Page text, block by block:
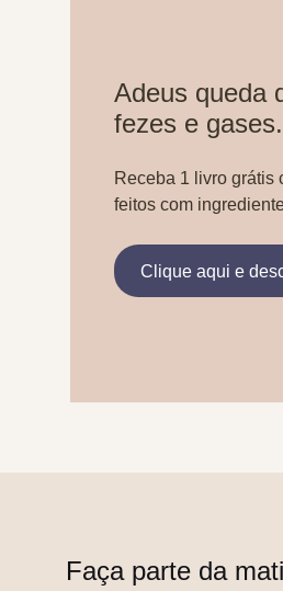
Adeus queda
fezes e gases.
Receba 1 livro grátis
feitos com
Clique aqui e
Faça parte da